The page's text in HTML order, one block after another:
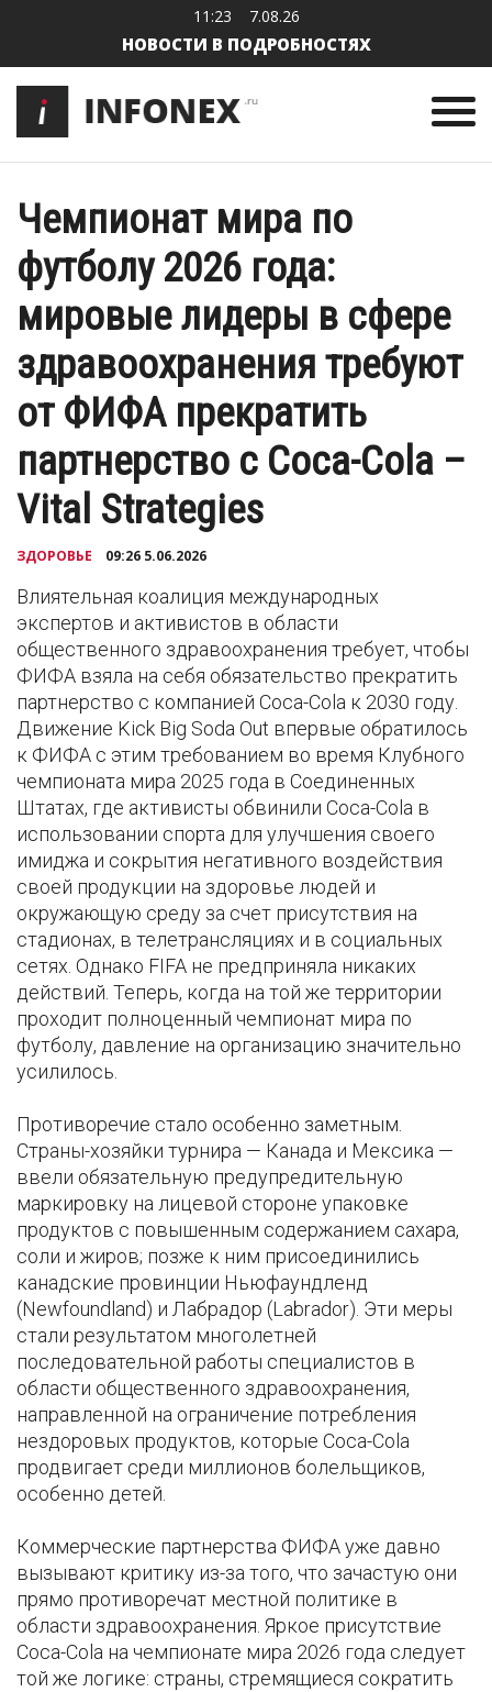
11:23 7.08.26
НОВОСТИ В ПОДРОБНОСТЯХ
Чемпионат мира по
футболу 2026 года:
мировые лидеры в сфере
здравоохранения требуют
от ФИФА прекратить
партнерство с Coca-Cola –
Vital Strategies
ЗДОРОВЬЕ 09:26 5.06.2026
Влиятельная коалиция международных
экспертов и активистов в области
общественного здравоохранения требует, чтобы
ФИФА взяла на себя обязательство прекратить
партнерство с компанией Coca-Cola к 2030 году.
Движение Kick Big Soda Out впервые обратилось
к ФИФА с этим требованием во время Клубного
чемпионата мира 2025 года в Соединенных
Штатах, где активисты обвинили Coca-Cola в
использовании спорта для улучшения своего
имиджа и сокрытия негативного воздействия
своей продукции на здоровье людей и
окружающую среду за счет присутствия на
стадионах, в телетрансляциях и в социальных
сетях. Однако FIFA не предприняла никаких
действий. Теперь, когда на той же территории
проходит полноценный чемпионат мира по
футболу, давление на организацию значительно
усилилось.
Противоречие стало особенно заметным.
Страны-хозяйки турнира — Канада и Мексика —
ввели обязательную предупредительную
маркировку на лицевой стороне упаковке
продуктов с повышенным содержанием сахара,
соли и жиров; позже к ним присоединились
канадские провинции Ньюфаундленд
(Newfoundland) и Лабрадор (Labrador). Эти меры
стали результатом многолетней
последовательной работы специалистов в
области общественного здравоохранения,
направленной на ограничение потребления
нездоровых продуктов, которые Coca-Cola
продвигает среди миллионов болельщиков,
особенно детей.
Коммерческие партнерства ФИФА уже давно
вызывают критику из-за того, что зачастую они
прямо противоречат местной политике в
области здравоохранения. Яркое присутствие
Coca-Cola на чемпионате мира 2026 года следует
той же логике: страны, стремящиеся сократить